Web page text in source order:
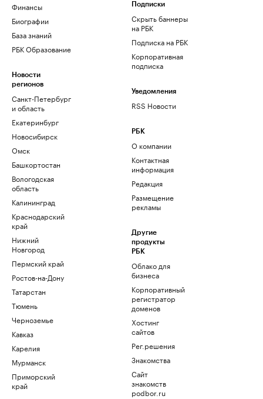
Финансы
Биографии
База знаний
РБК Образование
Новости
регионов
Санкт-Петербург
и область
Екатеринбург
Новосибирск
Омск
Башкортостан
Вологодская
область
Калининград
Краснодарский
край
Нижний
Новгород
Пермский край
Ростов-на-Дону
Татарстан
Тюмень
Черноземье
Кавказ
Карелия
Мурманск
Приморский
край
Подписки
Скрыть баннеры
на РБК
Подписка на РБК
Корпоративная
подписка
Уведомления
RSS Новости
РБК
О компании
Контактная
информация
Редакция
Размещение
рекламы
Другие
продукты
РБК
Облако для
бизнеса
Корпоративный
регистратор
доменов
Хостинг
сайтов
Рег.решения
Знакомства
Сайт
знакомств
podbor.ru